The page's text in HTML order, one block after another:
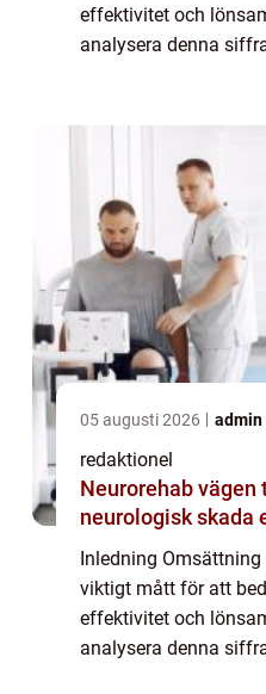
effektivitet och
analysera denna
05 augusti 2026 admin
redaktionel
Neurorehab vägen tillbaka efter
neurologisk skada
Inledning
viktigt mått för att
effektivitet och
analysera denna